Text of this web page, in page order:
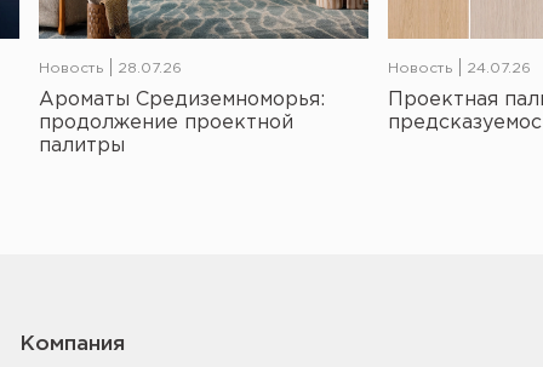
Новость 28.07.26
Ароматы Средиземноморья:
продолжение проектной
палитры
Новость 24.07.26
Проектная
Компания